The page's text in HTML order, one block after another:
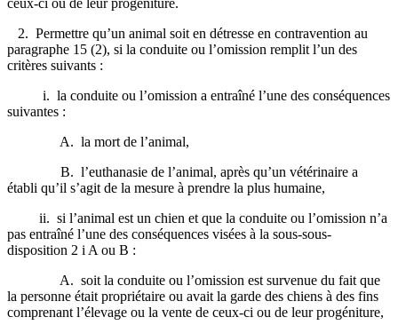
ceux-ci ou de leur progéniture.
2. Permettre qu’un animal soit en détresse en contravention au
paragraphe 15 (2), si la conduite ou l’omission remplit l’un des
critères suivants :
i. la conduite ou l’omission a entraîné l’une des conséquences
suivantes :
A. la mort de l’animal,
B. l’euthanasie de l’animal, après qu’un vétérinaire a
établi qu’il s’agit de la mesure à prendre la plus humaine,
ii. si l’animal est un chien et que la conduite ou l’omission n’a
pas entraîné l’une des conséquences visées à la sous-sous-
disposition 2 i A ou B :
A. soit la conduite ou l’omission est survenue du fait que
la personne était propriétaire ou avait la garde des chiens à des fins
comprenant l’élevage ou la vente de ceux-ci ou de leur progéniture,